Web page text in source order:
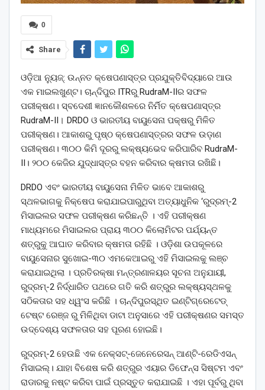
0
Share
ଓଡ଼ିଆ ନ୍ୟୁଜ୍: ଉନ୍ନତ କ୍ଷେପଣାସ୍ତ୍ର ପ୍ରଯୁକ୍ତିବିଦ୍ୟାରେ ଆଉ
ଏକ ମାଇଲଖୁଣ୍ଟ। ଚାନ୍ଦିପୁର ITRରୁ RudraM-IIର ସଫଳ
ପରୀକ୍ଷଣ। ସ୍ବଦେଶୀ ଜ୍ଞାନକୌଶଳରେ ନିର୍ମିତ କ୍ଷେପଣାସ୍ତ୍ର
RudraM-II। DRDO ଓ ଭାରତୀୟ ବାୟୁସେନା ପକ୍ଷରୁ ମିଳିତ
ପରୀକ୍ଷଣ। ଆକାଶରୁ ପୃଷ୍ଠ କ୍ଷେପଣାସ୍ତ୍ରର ସଫଳ ଉଡ଼ାଣ
ପରୀକ୍ଷଣ। ୩୦୦ କିମି ଦୂରରୁ ଲକ୍ଷ୍ୟଭେଦ କରିପାରିବ RudraM-
II। ୨୦୦ କେଜିର ଯୁଦ୍ଧାସ୍ତ୍ର ବହନ କରିବାର କ୍ଷମତା ରଖିଛି।
DRDO ଏବଂ ଭାରତୀୟ ବାୟୁସେନା ମିଳିତ ଭାବେ ଆକାଶରୁ
ସ୍ଥଳଭାଗକୁ ନିକ୍ଷେପ କରାଯାଇପାରୁଥିବା ଅତ୍ୟାଧୁନିକ ‘ରୁଦ୍ରମ୍-2
ମିସାଇଲର ସଫଳ ପରୀକ୍ଷଣ କରିଛନ୍ତି । ଏହି ପରୀକ୍ଷଣ
ମାଧ୍ୟମରେ ମିସାଇଲର ପ୍ରାୟ ୩୦୦ କିଲୋମିଟର ପର୍ଯ୍ୟନ୍ତ
ଶତ୍ରୁକୁ ଆଘାତ କରିବାର କ୍ଷମତା ରହିଛି । ଓଡ଼ିଶା ଉପକୂଳରେ
ବାୟୁସେନାର ସୁଖୋଇ-୩୦ ଏମକେଆଇରୁ ଏହି ମିସାଇଲକୁ ଲଞ୍ଚ
କରାଯାଇଥିଲା । ପ୍ରତିରକ୍ଷା ମନ୍ତ୍ରଣାଳୟର ସୂଚନା ଅନୁଯାୟୀ,
ରୁଦ୍ରମ୍-2 ନିର୍ଦ୍ଧାରିତ ପଥରେ ଗତି କରି ଶତ୍ରୁର ଲକ୍ଷ୍ୟସ୍ଥଳକୁ
ସଠିକତାର ସହ ଧ୍ୱଂସ କରିଛି । ଚାନ୍ଦିପୁରସ୍ଥିତ ଇଣ୍ଟିଗ୍ରେଟେଡ୍
ଟେଷ୍ଟ ରେଞ୍ଜ ରୁ ମିଳିଥିବା ଡାଟା ଅନୁସାରେ ଏହି ପରୀକ୍ଷଣର ସମସ୍ତ
ଉଦ୍ଦେଶ୍ୟ ସଫଳତାର ସହ ପୂରଣ ହୋଇଛି।
ରୁଦ୍ରମ୍-2 ହେଉଛି ଏକ ନେକ୍ସଟ୍-ଜେନେରେସନ୍ ଆଣ୍ଟି-ରେଡିଏସନ୍
ମିସାଇଲ୍। ଯାହା ବିଶେଷ କରି ଶତ୍ରୁର ଏୟାର ଡିଫେନ୍ସ ସିଷ୍ଟମ ଏବଂ
ରାଡାରକୁ ନଷ୍ଟ କରିବା ପାଇଁ ପ୍ରସ୍ତୁତ କରାଯାଇଛି । ଏହା ପୂର୍ବରୁ ଥିବା